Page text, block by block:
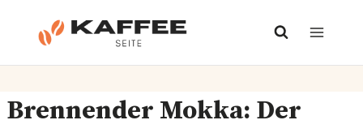
Brennender Mokka: Der